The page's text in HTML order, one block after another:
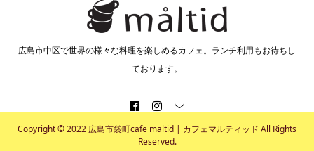
広島市中区で世界の様々な料理を楽しめるカフェ。ランチ利用もお待ちし
ております。
Copyright © 2022 広島市袋町cafe maltid | カフェマルティッド All Rights
Reserved.